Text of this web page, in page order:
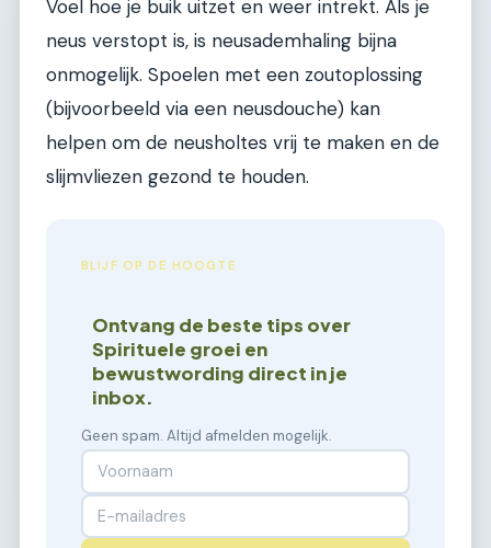
Voel hoe je buik uitzet en weer intrekt. Als je
neus verstopt is, is neusademhaling bijna
onmogelijk. Spoelen met een zoutoplossing
(bijvoorbeeld via een neusdouche) kan
helpen om de neusholtes vrij te maken en de
slijmvliezen gezond te houden.
BLIJF OP DE HOOGTE
Ontvang de beste tips over
Spirituele groei en
bewustwording direct in je
inbox.
Geen spam. Altijd afmelden mogelijk.